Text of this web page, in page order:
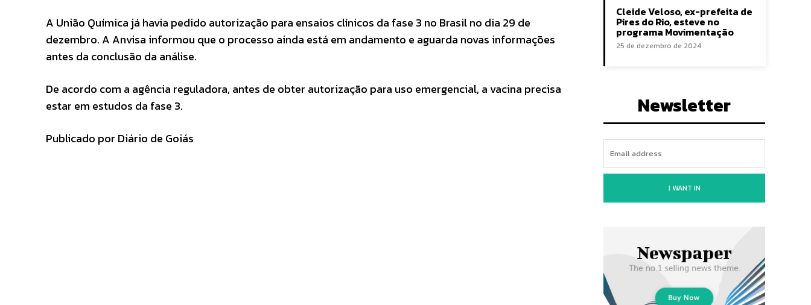
A União Química já havia pedido autorização para ensaios clínicos da fase 3 no Brasil no dia 29 de
dezembro. A Anvisa informou que o processo ainda está em andamento e aguarda novas informações
antes da conclusão da análise.
De acordo com a agência reguladora, antes de obter autorização para uso emergencial, a vacina precisa
estar em estudos da fase 3.
Publicado por Diário de Goiás
Cleide Veloso, ex-prefeita de
Pires do Rio, esteve no
programa Movimentação
25 de dezembro de 2024
Newsletter
I WANT IN